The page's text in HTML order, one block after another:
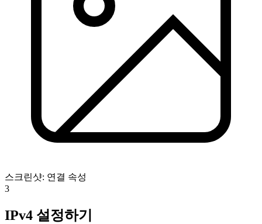
스크린샷: 연결 속성
3
IPv4 설정하기